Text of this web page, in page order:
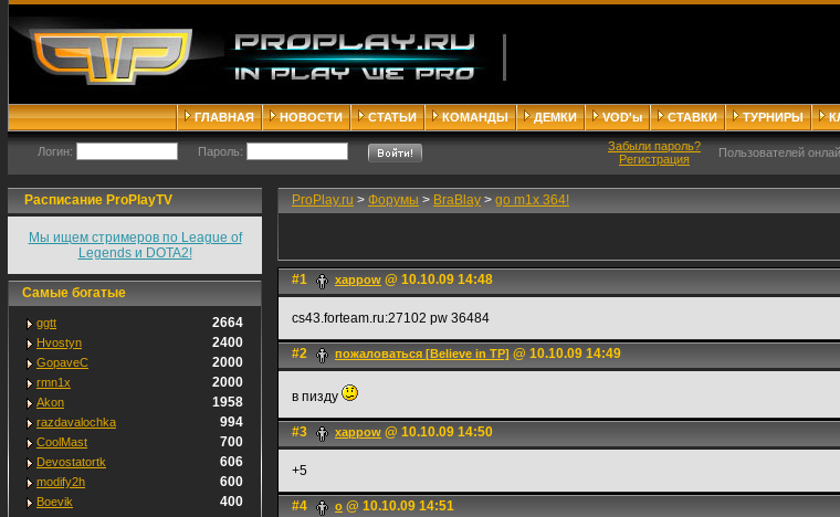
ГЛАВНАЯ НОВОСТИ СТАТЬИ КОМАНДЫ ДЕМКИ VOD'ы СТАВКИ ТУРНИРЫ
Логин: Пароль:
Забыли пароль?
Регистрация
Пользователей
Расписание ProPlayTV
Мы ищем стримеров по League of
Legends и DOTA2!
Самые богатые
ggtt 2664
Hvostyn 2400
GopaveC 2000
rmn1x 2000
Akon 1958
razdavalochka 994
CoolMast 700
Devostatortk 606
modify2h 600
Boevik 400
ProPlay.ru > Форумы > BraBlay > go m1x 364!
#1 xappow @ 10.10.09 14:48
cs43.forteam.ru:27102 pw 36484
#2 пожаловаться [Believe in TP] @ 10.10.09 14:49
в пизду
#3 xappow @ 10.10.09 14:50
+5
#4 o @ 10.10.09 14:51